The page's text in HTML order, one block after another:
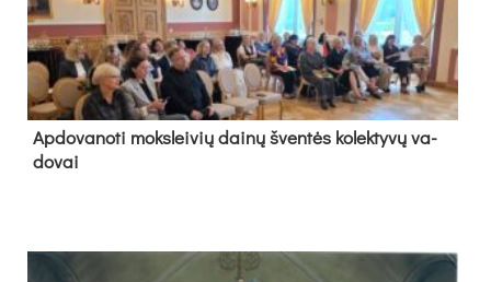
Ap­do­va­no­ti moks­lei­vių dai­nų šven­tės ko­lek­ty­vų va­
do­vai